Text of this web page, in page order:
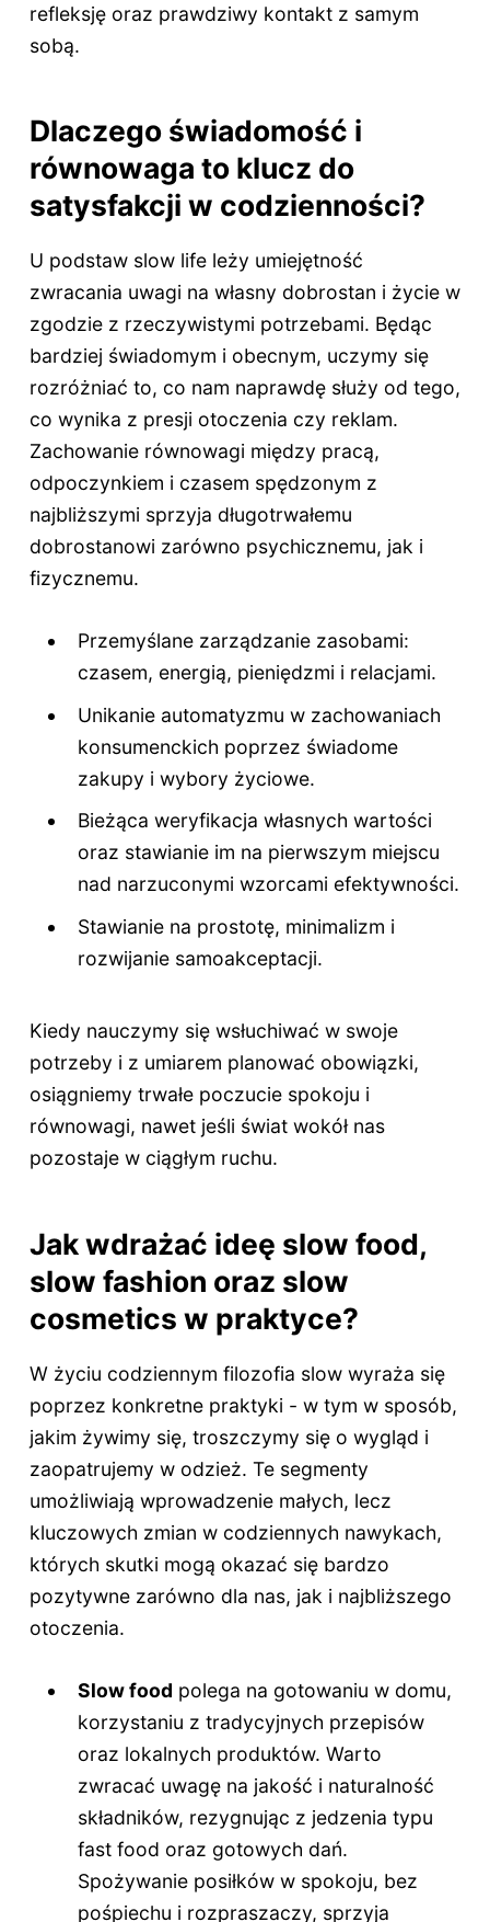
refleksję oraz prawdziwy kontakt z samym
sobą.
Dlaczego świadomość i
równowaga to klucz do
satysfakcji w codzienności?
U podstaw slow life leży umiejętność
zwracania uwagi na własny dobrostan i życie w
zgodzie z rzeczywistymi potrzebami. Będąc
bardziej świadomym i obecnym, uczymy się
rozróżniać to, co nam naprawdę służy od tego,
co wynika z presji otoczenia czy reklam.
Zachowanie równowagi między pracą,
odpoczynkiem i czasem spędzonym z
najbliższymi sprzyja długotrwałemu
dobrostanowi zarówno psychicznemu, jak i
fizycznemu.
Przemyślane zarządzanie zasobami:
czasem, energią, pieniędzmi i relacjami.
Unikanie automatyzmu w zachowaniach
konsumenckich poprzez świadome
zakupy i wybory życiowe.
Bieżąca weryfikacja własnych wartości
oraz stawianie im na pierwszym miejscu
nad narzuconymi wzorcami efektywności.
Stawianie na prostotę, minimalizm i
rozwijanie samoakceptacji.
Kiedy nauczymy się wsłuchiwać w swoje
potrzeby i z umiarem planować obowiązki,
osiągniemy trwałe poczucie spokoju i
równowagi, nawet jeśli świat wokół nas
pozostaje w ciągłym ruchu.
Jak wdrażać ideę slow food,
slow fashion oraz slow
cosmetics w praktyce?
W życiu codziennym filozofia slow wyraża się
poprzez konkretne praktyki - w tym w sposób,
jakim żywimy się, troszczymy się o wygląd i
zaopatrujemy w odzież. Te segmenty
umożliwiają wprowadzenie małych, lecz
kluczowych zmian w codziennych nawykach,
których skutki mogą okazać się bardzo
pozytywne zarówno dla nas, jak i najbliższego
otoczenia.
Slow food polega na gotowaniu w domu,
korzystaniu z tradycyjnych przepisów
oraz lokalnych produktów. Warto
zwracać uwagę na jakość i naturalność
składników, rezygnując z jedzenia typu
fast food oraz gotowych dań.
Spożywanie posiłków w spokoju, bez
pośpiechu i rozpraszaczy, sprzyja